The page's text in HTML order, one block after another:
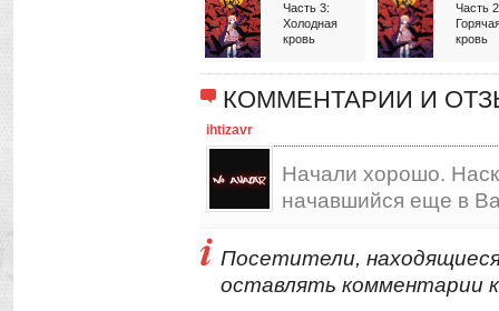
Часть 3:
Холодная
кровь
Часть
кровь
КОММЕНТАРИИ И
ihtizavr
Начали хорошо.
начавшийся еще в
Посетители,
оставлять комментарии